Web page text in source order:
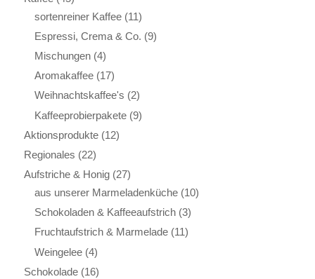
sortenreiner Kaffee (11)
Espressi, Crema & Co. (9)
Mischungen (4)
Aromakaffee (17)
Weihnachtskaffee's (2)
Kaffeeprobierpakete (9)
Aktionsprodukte (12)
Regionales (22)
Aufstriche & Honig (27)
aus unserer Marmeladenküche (10)
Schokoladen & Kaffeeaufstrich (3)
Fruchtaufstrich & Marmelade (11)
Weingelee (4)
Schokolade (16)